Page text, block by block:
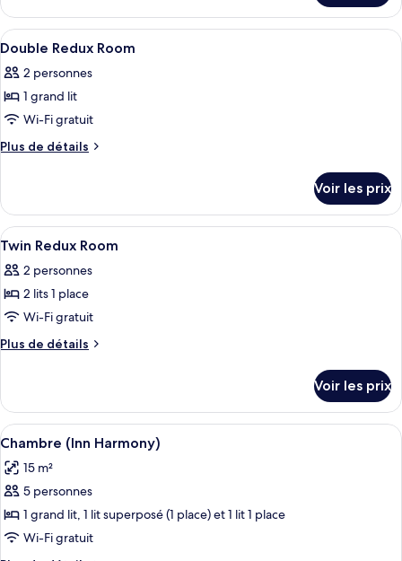
chambre :
Inn
Harmony
Room
No
Window
le
type
de
Inn
Harmony
No
Window
Afficher
toutes
les
photos
pour
ce
chambre :
Double
Redux
Room
Coffres-forts dans les chambres,
17
Double Redux Room
2 personnes
1 grand lit
Wi-Fi gratuit
Plus de détails
Plus
le
type
de
Double
Redux
Voir les prix
Afficher
toutes
les
photos
pour
ce
chambre :
Twin
Redux
Room
Coffres-forts dans les chambres,
12
Twin Redux Room
2 personnes
2 lits 1 place
Wi-Fi gratuit
Plus de détails
Plus
le
type
de
Twin
Redux
Voir les prix
Afficher
toutes
les
photos
pour
ce
Une chambre de dortoir avec des
7
Chambre (Inn Harmony)
15 m²
5 personnes
1 grand lit, 1 lit superposé (1 place) et 1 lit 1 place
Wi-Fi gratuit